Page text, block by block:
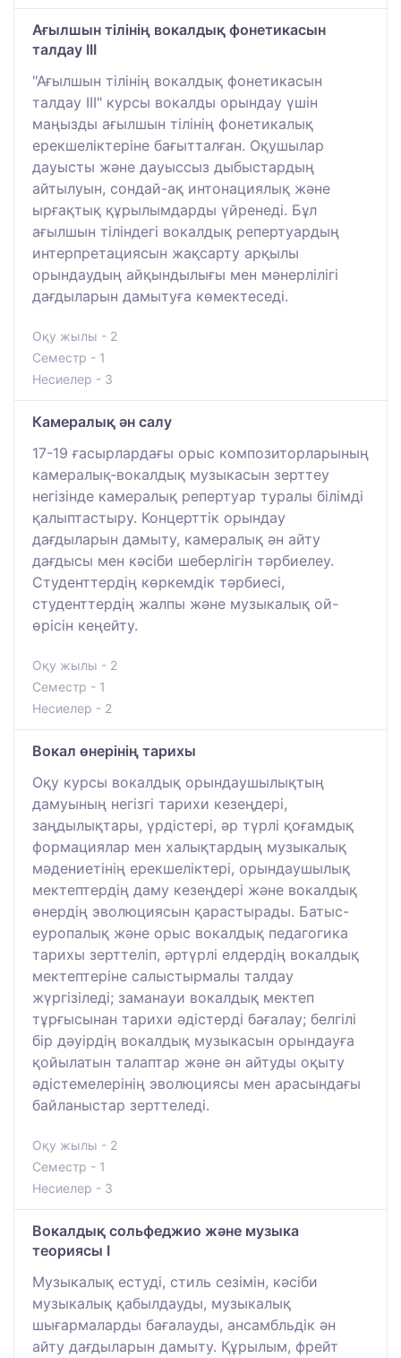
Ағылшын тілінің вокалдық фонетикасын
талдау ІII
"Ағылшын тілінің вокалдық фонетикасын
талдау ІІІ" курсы вокалды орындау үшін
маңызды ағылшын тілінің фонетикалық
ерекшеліктеріне бағытталған. Оқушылар
дауысты және дауыссыз дыбыстардың
айтылуын, сондай-ақ интонациялық және
ырғақтық құрылымдарды үйренеді. Бұл
ағылшын тіліндегі вокалдық репертуардың
интерпретациясын жақсарту арқылы
орындаудың айқындылығы мен мәнерлілігі
дағдыларын дамытуға көмектеседі.
Оқу жылы - 2
Семестр - 1
Несиелер - 3
Камералық ән салу
17-19 ғасырлардағы орыс композиторларының
камералық-вокалдық музыкасын зерттеу
негізінде камералық репертуар туралы білімді
қалыптастыру. Концерттік орындау
дағдыларын дамыту, камералық ән айту
дағдысы мен кәсіби шеберлігін тәрбиелеу.
Студенттердің көркемдік тәрбиесі,
студенттердің жалпы және музыкалық ой-
өрісін кеңейту.
Оқу жылы - 2
Семестр - 1
Несиелер - 2
Вокал өнерінің тарихы
Оқу курсы вокалдық орындаушылықтың
дамуының негізгі тарихи кезеңдері,
заңдылықтары, үрдістері, әр түрлі қоғамдық
формациялар мен халықтардың музыкалық
мәдениетінің ерекшеліктері, орындаушылық
мектептердің даму кезеңдері және вокалдық
өнердің эволюциясын қарастырады. Батыс-
еуропалық және орыс вокалдық педагогика
тарихы зерттеліп, әртүрлі елдердің вокалдық
мектептеріне салыстырмалы талдау
жүргізіледі; заманауи вокалдық мектеп
тұрғысынан тарихи әдістерді бағалау; белгілі
бір дәуірдің вокалдық музыкасын орындауға
қойылатын талаптар және ән айтуды оқыту
әдістемелерінің эволюциясы мен арасындағы
байланыстар зерттеледі.
Оқу жылы - 2
Семестр - 1
Несиелер - 3
Вокалдық сольфеджио және музыка
теориясы I
Музыкалық естуді, стиль сезімін, кәсіби
музыкалық қабылдауды, музыкалық
шығармаларды бағалауды, ансамбльдік ән
айту дағдыларын дамыту. Құрылым, фрейт